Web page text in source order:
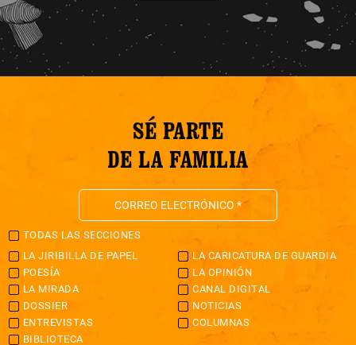
SÉ PARTE
DE LA FAMILIA
TODAS LAS SECCIONES
LA JIRIBILLA DE PAPEL
LA CARICATURA DE GUARDIA
POESÍA
LA OPINIÓN
LA MIRADA
CANAL DIGITAL
DOSSIER
NOTICIAS
ENTREVISTAS
COLUMNAS
BIBLIOTECA